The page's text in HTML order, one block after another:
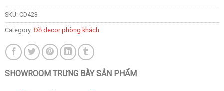
SKU: CD423
Category: Đồ decor phòng khách
SHOWROOM TRƯNG BÀY SẢN PHẨM